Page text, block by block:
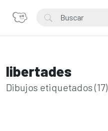
libertades
Dibujos etiquetados (17)